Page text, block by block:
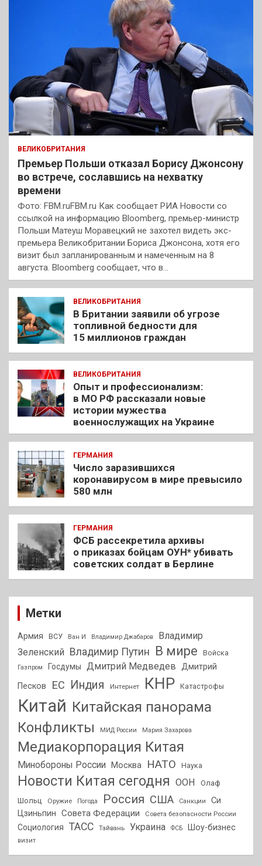
ВЕЛИКОБРИТАНИЯ
Премьер Польши отказал Борису Джонсону
во встрече, сославшись на нехватку
времени
Фото: FBM.ruFBM.ru Как сообщает РИА Новости со
ссылкой на информацию Bloomberg, премьер-министр
Польши Матеуш Моравецкий не захотел видеть экс-
премьера Великобритании Бориса Джонсона, хотя его
визит был запланированным и намеченным на 8
августа. Bloomberg сообщает, что в…
ВЕЛИКОБРИТАНИЯ
В Британии заявили об угрозе
топливной бедности для
15 миллионов граждан
ВЕЛИКОБРИТАНИЯ
Опыт и профессионализм:
в МО РФ рассказали новые
истории мужества
военнослужащих на Украине
ГЕРМАНИЯ
Число заразившихся
коронавирусом в мире превысило
580 млн
ГЕРМАНИЯ
ФСБ рассекретила архивы
о приказах бойцам ОУН* убивать
советских солдат в Берлине
Метки
Армия ВСУ Ван И Владимир Джабаров
Владимир
Зеленский Владимир Путин В мире Войска
Газпром Госдумы Дмитрий Медведев Дмитрий
Песков
ЕС Индия Интернет КНР Катастрофы
Китай Китайская панорама
Конфликты
МИД России Мария Захарова
Медиакорпорация Китая
Минобороны России Москва НАТО Наука
Новости Китая сегодня ООН
Олаф
Шольц
Оружие Погода Россия США Санкции
Си
Цзиньпин Совета Федерации Совета безопасности России
Социология ТАСС Тайвань Украина ФСБ Шоу-бизнес
визит